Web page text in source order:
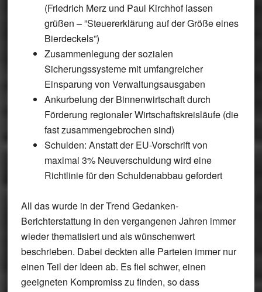
(Friedrich Merz und Paul Kirchhof lassen
grüßen – ”Steuererklärung auf der Größe eines
Bierdeckels”)
Zusammenlegung der sozialen
Sicherungssysteme mit umfangreicher
Einsparung von Verwaltungsausgaben
Ankurbelung der Binnenwirtschaft durch
Förderung regionaler Wirtschaftskreisläufe (die
fast zusammengebrochen sind)
Schulden: Anstatt der EU-Vorschrift von
maximal 3% Neuverschuldung wird eine
Richtlinie für den Schuldenabbau gefordert
All das wurde in der Trend Gedanken-
Berichterstattung in den vergangenen Jahren immer
wieder thematisiert und als wünschenwert
beschrieben. Dabei deckten alle Parteien immer nur
einen Teil der Ideen ab. Es fiel schwer, einen
geeigneten Kompromiss zu finden, so dass